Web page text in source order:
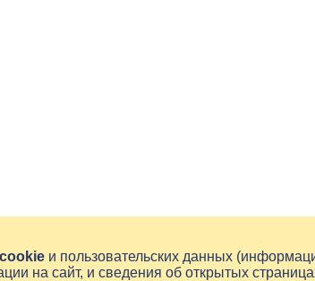
cookie и пользовательских данных
на сайт, и сведения об открытых